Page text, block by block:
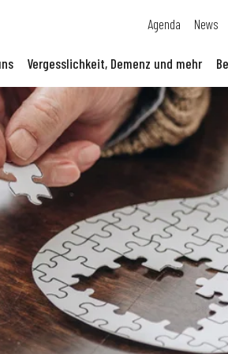
Agenda News
Vergesslichkeit, Demenz und mehr